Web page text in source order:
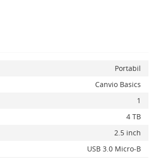
Portabil
Canvio Basics
1
4 TB
2.5 inch
USB 3.0 Micro-B